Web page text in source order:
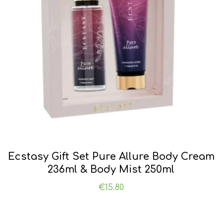
Ecstasy Gift Set Pure Allure Body Cream
236ml & Body Mist 250ml
€ 15.80